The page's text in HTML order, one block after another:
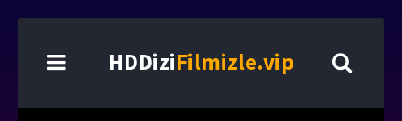
HDDiziFilmizle.vip